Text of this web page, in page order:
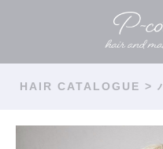
HAIR CATALOGUE >